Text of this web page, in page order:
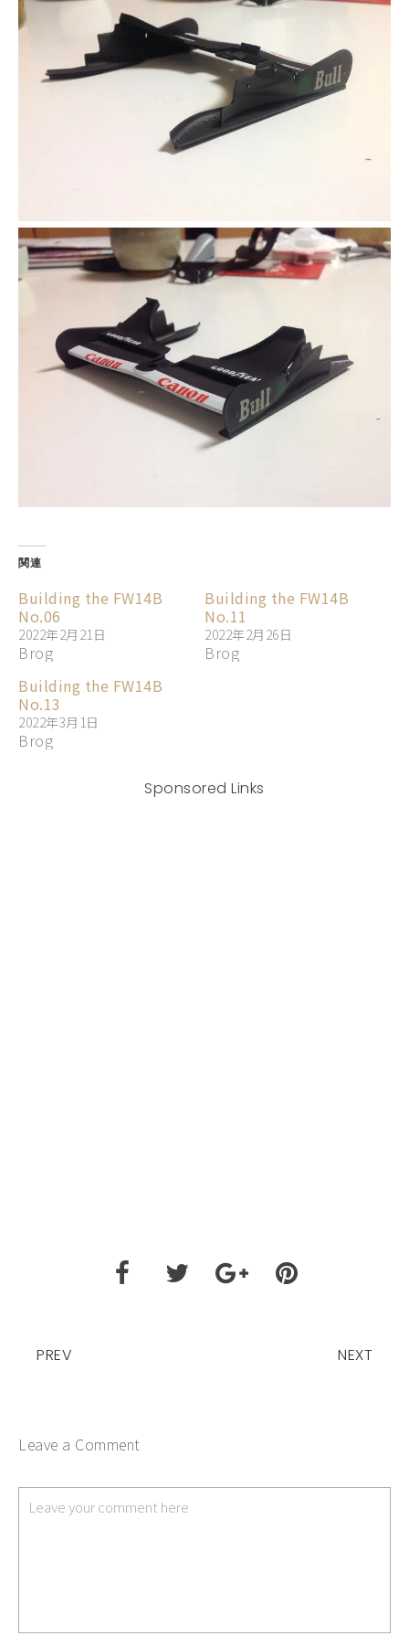
関連
Building the FW14B
No.06
2022年2月21日
Brog
Building the FW14B
No.11
2022年2月26日
Brog
Building the FW14B
No.13
2022年3月1日
Brog
Sponsored Links
PREV NEXT
Leave a Comment